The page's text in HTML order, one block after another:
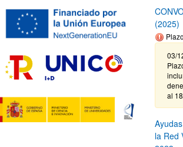
(2025)
03/
al
la Red